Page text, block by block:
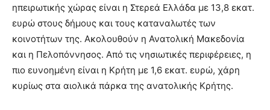
ηπειρωτικής χώρας είναι η Στερεά Ελλάδα με 13,8 εκατ.
ευρώ στους δήμους και τους καταναλωτές των
κοινοτήτων της. Ακολουθούν η Ανατολική Μακεδονία
και η Πελοπόννησος. Από τις νησιωτικές περιφέρειες, η
πιο ευνοημένη είναι η Κρήτη με 1,6 εκατ. ευρώ, χάρη
κυρίως στα αιολικά πάρκα της ανατολικής Κρήτης.